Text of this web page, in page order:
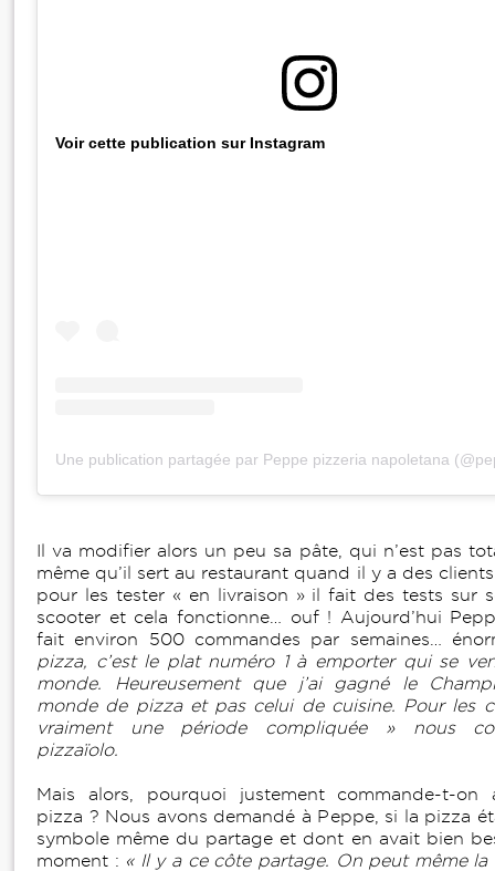
Voir cette publication sur Instagram
Une publication partagée par Peppe pizzeria napoletana
Il va modifier alors un peu sa pâte, qui n’est pas
même qu’il sert au restaurant quand il y a des
pour les tester « en livraison » il fait des tests sur
scooter et cela fonctionne… ouf ! Aujourd’hui
fait environ 500 commandes par semaines…
pizza, c’est le plat numéro 1 à emporter qui se
monde. Heureusement que j’ai gagné le
monde de pizza et pas celui de cuisine. Pour les
vraiment une période compliquée » nous
pizzaïolo.
Mais alors, pourquoi justement commande-t-on
pizza ? Nous avons demandé à Peppe, si la pizza
symbole même du partage et dont en avait bien
moment : « Il y a ce côte partage. On peut même la